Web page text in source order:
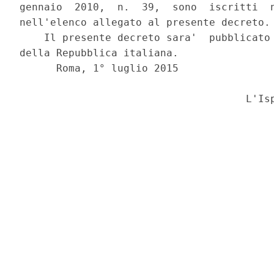
gennaio  2010,  n.  39,  sono  iscritti
nell'elenco allegato al presente
Il presente decreto sara'
della Repubblica italiana.
      Roma, 1° luglio 2015